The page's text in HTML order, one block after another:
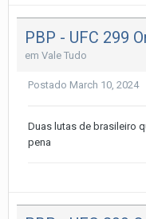
PBP - UFC 299
em Vale Tudo
Postado March 10, 2024
Duas lutas de brasileiro
pena